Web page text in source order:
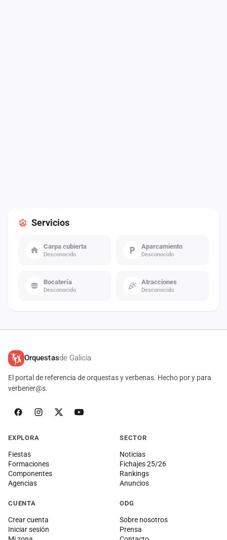
Servicios
Carpa cubierta
Desconocido
Aparcamiento
Desconocido
Bocatería
Desconocido
Atracciones
Desconocido
Orquestasde Galicia
El portal de referencia de orquestas y verbenas. Hecho por y para
verbener@s.
EXPLORA
Fiestas
Formaciones
Componentes
Agencias
SECTOR
Noticias
Fichajes 25/26
Rankings
Anuncios
CUENTA
Crear cuenta
Iniciar sesión
ODG
Sobre nosotros
Prensa